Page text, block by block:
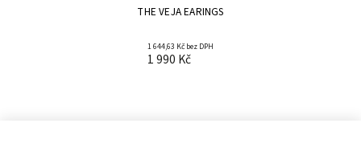
THE VEJA EARINGS
1 644,63 Kč bez DPH
1 990 Kč